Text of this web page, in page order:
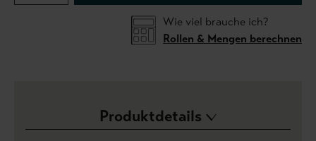
Wie viel brauche ich?
Rollen & Mengen berechnen
Produktdetails